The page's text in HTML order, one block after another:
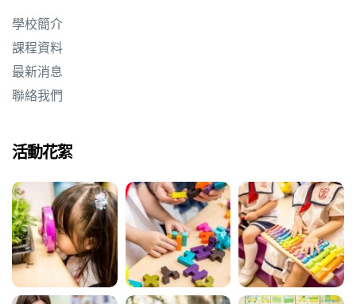
學校簡介
課程資料
最新消息
聯絡我們
活動花絮